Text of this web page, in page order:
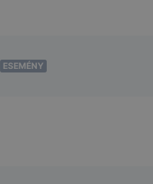
ESEMÉNY